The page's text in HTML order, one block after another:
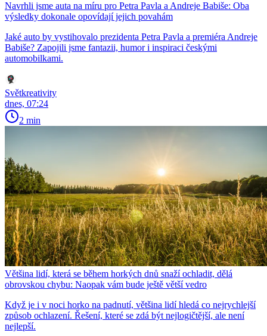
Navrhli jsme auta na míru pro Petra Pavla a Andreje Babiše: Oba
výsledky dokonale opovídají jejich povahám
Jaké auto by vystihovalo prezidenta Petra Pavla a premiéra Andreje
Babiše? Zapojili jsme fantazii, humor i inspiraci českými
automobilkami.
Světkreativity
dnes, 07:24
2 min
Většina lidí, která se během horkých dnů snaží ochladit, dělá
obrovskou chybu: Naopak vám bude ještě větší vedro
Když je i v noci horko na padnutí, většina lidí hledá co nejrychlejší
způsob ochlazení. Řešení, které se zdá být nejlogičtější, ale není
nejlepší.